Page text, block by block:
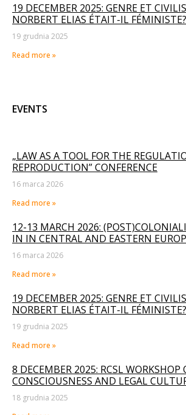
19 DECEMBER 2025: GENRE ET
NORBERT ELIAS ÉTAIT-IL FÉMINISTE?
19 grudnia 2025
Read more »
EVENTS
„LAW AS A TOOL FOR THE
REPRODUCTION” CONFERENCE
16 marca 2026
Read more »
12-13 MARCH 2026:
IN IN CENTRAL AND EASTERN
16 marca 2026
Read more »
19 DECEMBER 2025: GENRE ET
NORBERT ELIAS ÉTAIT-IL FÉMINISTE?
19 grudnia 2025
Read more »
8 DECEMBER 2025: RCSL WORKSHOP
CONSCIOUSNESS AND LEGAL
18 grudnia 2025